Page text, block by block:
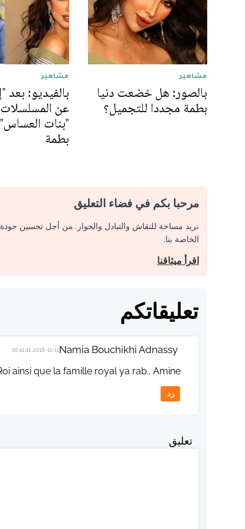
مشاهير
بالصور: هل خضعت دنيا
بطمة مجددا للتجميل؟
مشاهير
بالفيديو: بعد
عن المسلسلات
"بنات
بطمة
مرحبا بكم في فضاء التعليق
نريد مساحة للنقاش والتبادل والحوار. من أجل تحسين جودة
الخاصة بنا.
اقرأ ميثاقنا
تعليقاتكم
Namia Bouchikhi Adnassy
2018-11-11 16:41:41
ainsi que la famille royal ya rab.. Amine 🤲
رد
تعليق